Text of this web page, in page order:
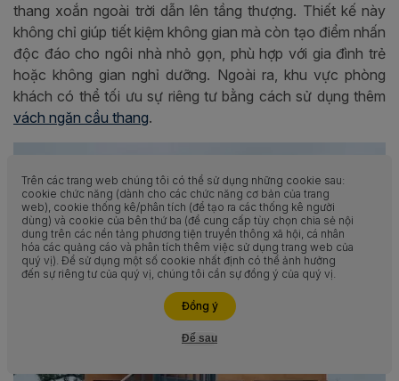
thang xoắn ngoài trời dẫn lên tầng thượng. Thiết kế này
không chỉ giúp tiết kiệm không gian mà còn tạo điểm nhấn
độc đáo cho ngôi nhà nhỏ gọn, phù hợp với gia đình trẻ
hoặc không gian nghỉ dưỡng. Ngoài ra, khu vực phòng
khách có thể tối ưu sự riêng tư bằng cách sử dụng thêm
vách ngăn cầu thang.
Trên các trang web chúng tôi có thể sử dụng những cookie sau:
cookie chức năng (dành cho các chức năng cơ bản của trang
web), cookie thống kê/phân tích (để tạo ra các thống kê người
dùng) và cookie của bên thứ ba (để cung cấp tùy chọn chia sẻ nội
dung trên các nền tảng phương tiện truyền thông xã hội, cá nhân
hóa các quảng cáo và phân tích thêm việc sử dụng trang web của
quý vị). Để sử dụng một số cookie nhất định có thể ảnh hưởng
đến sự riêng tư của quý vị, chúng tôi cần sự đồng ý của quý vị.
Đồng ý
Để sau